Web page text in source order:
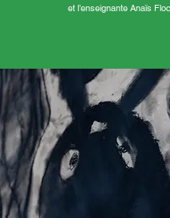
et l’enseignante Anaïs